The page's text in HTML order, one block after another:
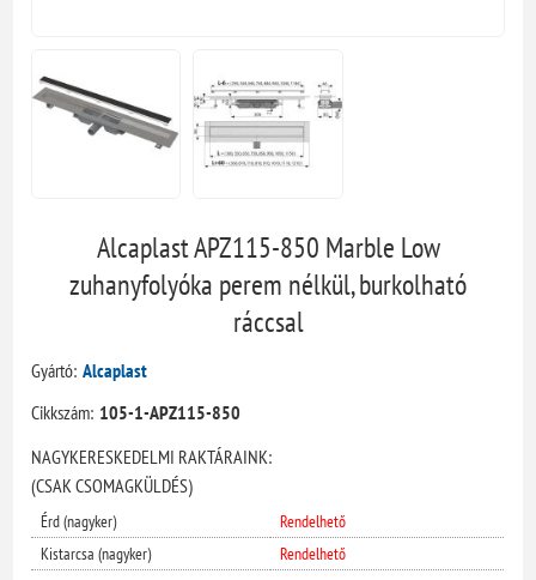
Alcaplast APZ115-850 Marble Low
zuhanyfolyóka perem nélkül, burkolható
ráccsal
Gyártó: Alcaplast
Cikkszám: 105-1-APZ115-850
NAGYKERESKEDELMI RAKTÁRAINK:
(CSAK CSOMAGKÜLDÉS)
Érd (nagyker)
Rendelhető
Kistarcsa (nagyker)
Rendelhető